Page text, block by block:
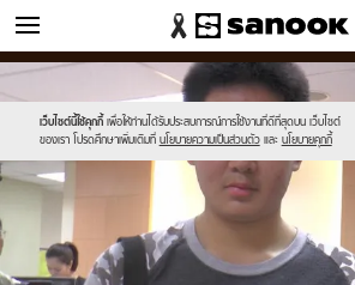
ข่าว
เว็บไซต์นี้ใช้คุกกี้ เพื่อให้ท่านได้รับประสบการณ์การใช้งานที่ดีที่สุดบน เว็บไซต์
ของเรา โปรดศึกษาเพิ่มเติมที่ นโยบายความเป็นส่วนตัว และ นโยบายคุกกี้
Sanook
//s.isanook.com/sr/0/images/logo-
new-
sanook.png
600
60
//s.isanook.com/ns/0/ud/436/2182626/dcsd.jpg